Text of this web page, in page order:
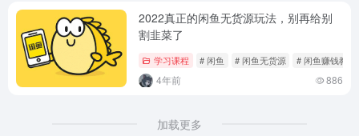
2022真正的闲鱼无货源玩法，别再给别
割韭菜了
学习课程 # 闲鱼 # 闲鱼无货源 # 闲鱼赚钱教程
4年前 886
加载更多